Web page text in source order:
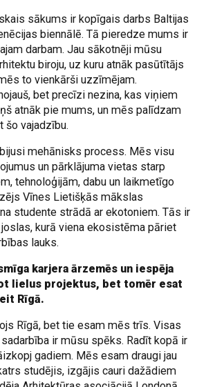
sākums ir kopīgais darbs Baltijas
biennālē. Tā pieredze mums ir
darbam. Jau sākotnēji mūsu
biroju, uz kuru atnāk pasūtītājs
to vienkārši uzzīmējam.
bet precīzi nezina, kas viņiem
atnāk pie mums, un mēs palīdzam
šo vajadzību.
mehānisks process. Mēs visu
un pārklājuma vietas starp
tehnoloģijām, dabu un laikmetīgo
Vīnes Lietišķās mākslas
studente strādā ar ekotoniem. Tās ir
kurā viena ekosistēma pāriet
lauks.
karjera ārzemēs un iespēja
lielus projektus, bet tomēr esat
Rīgā.
Rīgā, bet tie esam mēs trīs. Visas
ir mūsu spēks. Radīt kopā ir
gadiem. Mēs esam draugi jau
studējis, izgājis cauri dažādiem